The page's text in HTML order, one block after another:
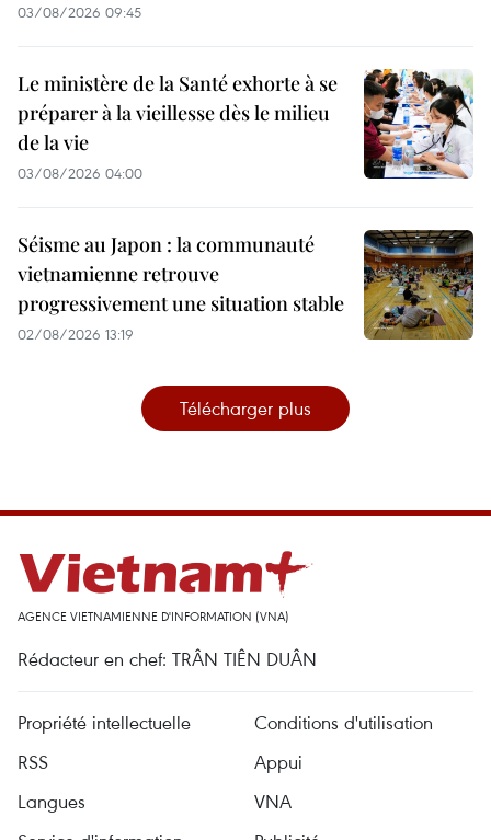
03/08/2026 09:45
Le ministère de la Santé exhorte à se
préparer à la vieillesse dès le milieu
de la vie
03/08/2026 04:00
Séisme au Japon : la communauté
vietnamienne retrouve
progressivement une situation stable
02/08/2026 13:19
Télécharger plus
AGENCE VIETNAMIENNE D'INFORMATION (VNA)
Rédacteur en chef: TRÂN TIÊN DUÂN
Propriété intellectuelle
Conditions d'utilisation
RSS
Appui
Langues
VNA